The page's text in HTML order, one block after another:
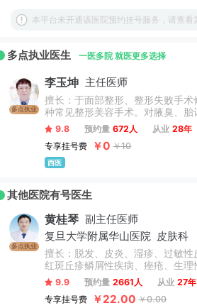
海长征医院”。
本平台未开通该医院预约挂号服务，请查看
多点执业医生 一医多院 就医更多选择
多点执业
李玉坤 主任医师
擅长：于面部整形、整形失败手
种常见整形美容手术。对腋臭、胎
病理性瘢痕(增生性瘢痕和瘢痕疙
床经验丰富解剖层次把握清晰。
9.8 预约量 672人 从业 28年
专享挂号费
￥0 ￥10
西医
其他医院有号医生
多点执业
黄桂琴 副主任医师
复旦大学附属华山医院
皮肤科
擅长：脱发、皮炎、湿疹、过敏性
红斑丘疹鳞屑性疾病、痤疮、生理
脱发、荨麻疹、过敏性湿疹、银屑
炎、鱼鳞病、皮肤囊肿、疣、真菌
病、动物性皮肤病。
9.9 预约量 2661人 从业 27年
专享挂号费
￥22.00 ￥0.00